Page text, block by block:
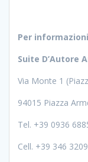
Per informazioni
Suite D’Autore
Via Monte 1
94015 Piazza
Tel. +39 0936
Cell. +39 346